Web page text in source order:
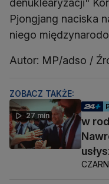
denuklearyzacji"
Pjongjang naciska
niego
Autor: MP/adso /
ZOBACZ TAKŻE:
27 min
w